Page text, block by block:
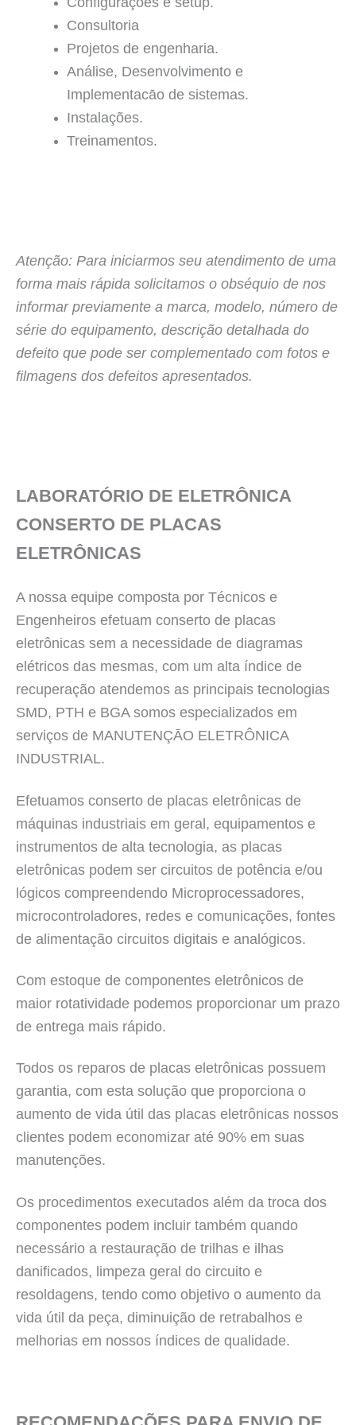
Consultoria
Projetos de engenharia.
Análise, Desenvolvimento e
Implementacāo de sistemas.
Instalações.
Treinamentos.
Atenção: Para iniciarmos seu atendimento de uma
forma mais rápida solicitamos o obséquio de nos
informar previamente a marca, modelo, número de
série do equipamento, descrição detalhada do
defeito que pode ser complementado com fotos e
filmagens dos defeitos apresentados.
LABORATÓRIO DE ELETRÔNICA
CONSERTO DE PLACAS
ELETRÔNICAS
A nossa equipe composta por Técnicos e
Engenheiros efetuam conserto de placas
eletrônicas sem a necessidade de diagramas
elétricos das mesmas, com um alta índice de
recuperação atendemos as principais tecnologias
SMD, PTH e BGA somos especializados em
serviços de MANUTENÇĀO ELETRÔNICA
INDUSTRIAL.
Efetuamos conserto de placas eletrônicas de
máquinas industriais em geral, equipamentos e
instrumentos de alta tecnologia, as placas
eletrônicas podem ser circuitos de potência e/ou
lógicos compreendendo Microprocessadores,
microcontroladores, redes e comunicações, fontes
de alimentação circuitos digitais e analógicos.
Com estoque de componentes eletrônicos de
maior rotatividade podemos proporcionar um prazo
de entrega mais rápido.
Todos os reparos de placas eletrônicas possuem
garantia, com esta solução que proporciona o
aumento de vida útil das placas eletrônicas nossos
clientes podem economizar até 90% em suas
manutenções.
Os procedimentos executados além da troca dos
componentes podem incluir também quando
necessário a restauração de trilhas e ilhas
danificados, limpeza geral do circuito e
resoldagens, tendo como objetivo o aumento da
vida útil da peça, diminuição de retrabalhos e
melhorias em nossos índices de qualidade.